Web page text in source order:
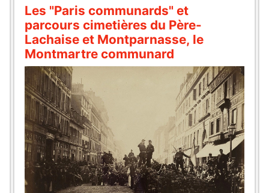
Les "Paris communards" et
parcours cimetières du Père-
Lachaise et Montparnasse, le
Montmartre communard